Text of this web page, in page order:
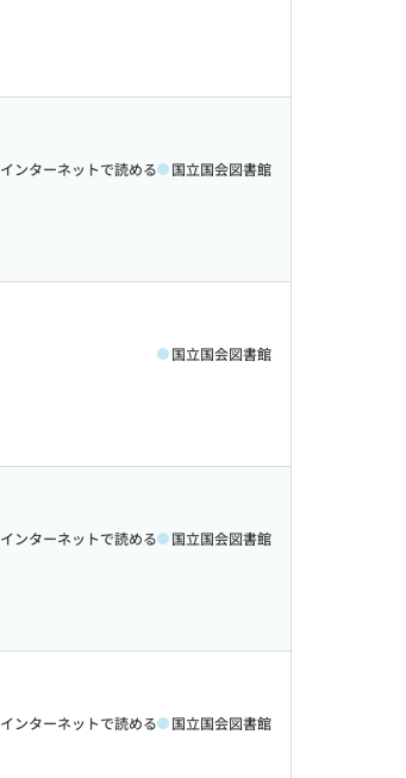
インターネットで読める 国立国会図書館
国立国会図書館
インターネットで読める 国立国会図書館
インターネットで読める 国立国会図書館